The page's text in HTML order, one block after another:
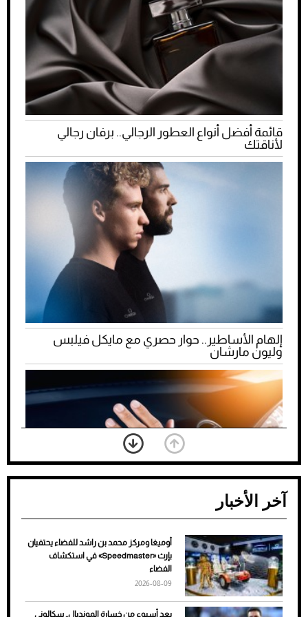
قائمة أفضل أنواع العطور الرجالي.. برفان رجالي
لأناقتك
إلهام الأساطير.. حوار حصري مع مايكل فيلبس
وليون مارشان
ضعف تبريد مكيف السيارة عند الوقوف.. أشهر
الأسباب والحلول
آخر الأخبار
أوميغا ومركز محمد بن راشد للفضاء يحتفيان
بإرث «Speedmaster» في استكشاف
الفضاء
2026-08-09
بعد أسبوع من خسارة المونديال.. سكالوني